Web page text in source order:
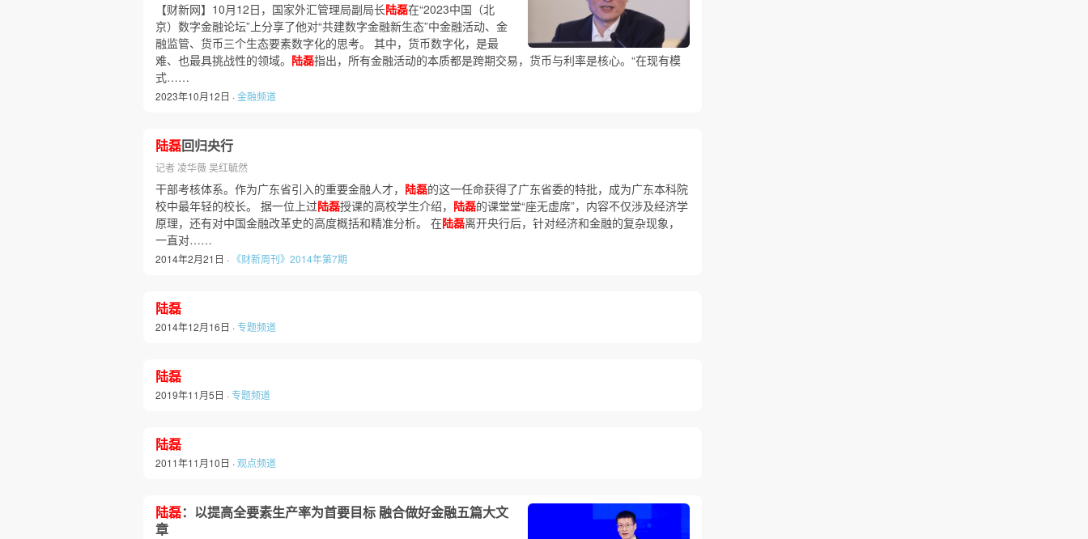
【财新网】10月12日，国家外汇管理局副局长陆磊在“2023中国（北
京）数字金融论坛”上分享了他对“共建数字金融新生态”中金融活动、金
融监管、货币三个生态要素数字化的思考。 其中，货币数字化，是最
难、也最具挑战性的领域。 陆磊指出，所有金融活动的本质都是跨期交易，货币与利率是核心。“在现有模
式……
2023年10月12日 ·金融频道
陆磊回归央行
记者 凌华薇 吴红毓然
干部考核体系。作为广东省引入的重要金融人才， 陆磊的这一任命获得了广东省委的特批，成为广东本科院
校中最年轻的校长。 据一位上过陆磊授课的高校学生介绍， 陆磊的课堂堂“座无虚席”，内容不仅涉及经济学
原理，还有对中国金融改革史的高度概括和精准分析。 在陆磊离开央行后，针对经济和金融的复杂现象，
一直对……
2014年2月21日 · 《财新周刊》2014年第7期
陆磊
2014年12月16日 ·专题频道
陆磊
2019年11月5日 ·专题频道
陆磊
2011年11月10日 ·观点频道
陆磊：以提高全要素生产率为首要目标 融合做好金融五篇大文
章